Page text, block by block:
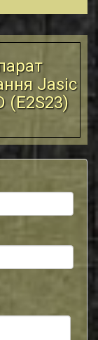
Jasic
(E2S23)